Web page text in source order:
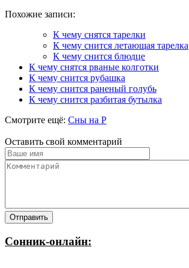
Похожие записи:
К чему снятся тарелки
К чему снится летающая тарелка
К чему снится блюдце
К чему снятся рваные колготки
К чему снится рубашка
К чему снится раненый голубь
К чему снится разбитая бутылка
Смотрите ещё: Сны на Р
Оставить свой комментарий
Сонник-онлайн: